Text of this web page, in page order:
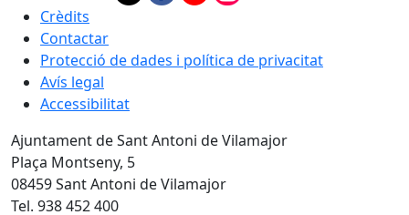
Crèdits
Contactar
Protecció de dades i política de privacitat
Avís legal
Accessibilitat
Ajuntament de Sant Antoni de Vilamajor
Plaça Montseny, 5
08459 Sant Antoni de Vilamajor
Tel. 938 452 400